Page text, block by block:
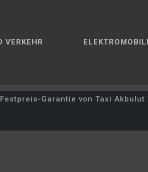
VERKEHR
Garantie von Taxi